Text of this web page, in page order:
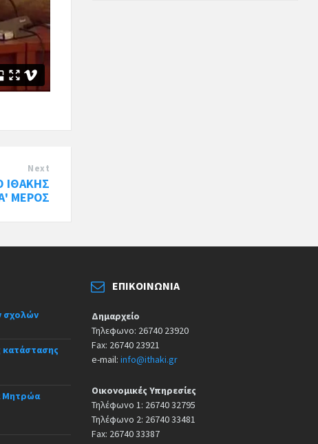
Next
ΙΘΑΚΗΣ
ΜΕΡΟΣ
σχολών
κατάστασης
Μητρώα
ΕΠΙΚΟΙΝΩΝΊΑ
Δημαρχείο
Τηλεφωνο: 26740 23920
Fax: 26740 23921
e-mail:info@ithaki.gr
Οικονομικές Υπηρεσίες
Τηλέφωνο 1: 26740 32795
Τηλέφωνο 2: 26740 33481
Fax: 26740 33387